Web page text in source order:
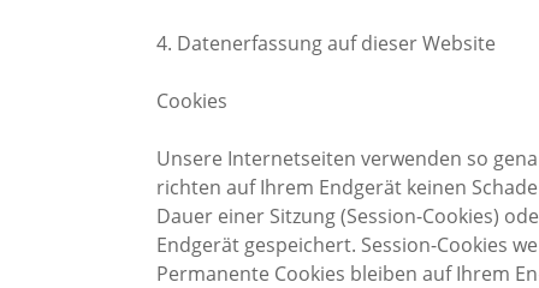
4. Datenerfassung auf dieser Website
Cookies
Unsere Internetseiten verwenden so
richten auf Ihrem Endgerät keinen
Dauer einer Sitzung (Session-Cookies)
Endgerät gespeichert. Session-Cookies
Permanente Cookies bleiben auf Ihrem